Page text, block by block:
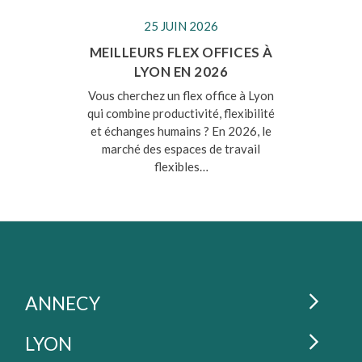
25 JUIN 2026
MEILLEURS FLEX OFFICES À
LYON EN 2026
Vous cherchez un flex office à Lyon
qui combine productivité, flexibilité
et échanges humains ? En 2026, le
marché des espaces de travail
flexibles…
ESPACES DE COWORKING À
ANNECY
Coworking : La Cordée
Annecy - Gare
ESPACES DE COWORKING À
LYON